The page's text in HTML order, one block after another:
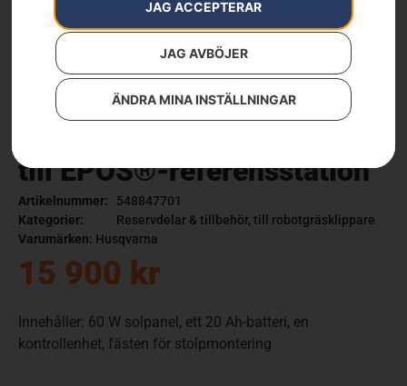
JAG ACCEPTERAR
JAG AVBÖJER
ÄNDRA MINA INSTÄLLNINGAR
till EPOS®-referensstation
Artikelnummer:
548847701
Kategorier:
Reservdelar & tillbehör, till robotgräsklippare
Varumärken: Husqvarna
15 900 kr
Innehåller: 60 W solpanel, ett 20 Ah-batteri, en
kontrollenhet, fästen för stolpmontering